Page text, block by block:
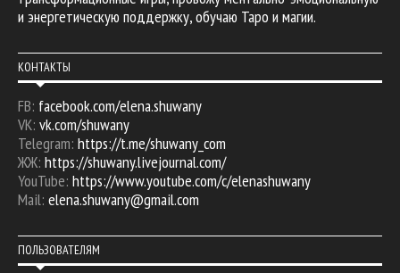
и энергетическую поддержку, обучаю Таро и магии.
КОНТАКТЫ
FB: facebook.com/elena.shuwany
VK: vk.com/shuwany
Telegram: https://t.me/shuwany_com
ЖЖ: https://shuwany.livejournal.com/
YouTube: https://www.youtube.com/c/elenashuwany
Mail: elena.shuwany@gmail.com
ПОЛЬЗОВАТЕЛЯМ